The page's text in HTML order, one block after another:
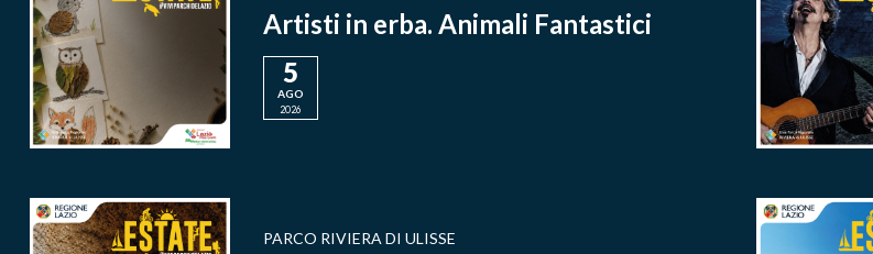
Artisti in erba. Animali Fantastici
5
AGO
2026
PARCO RIVIERA DI ULISSE